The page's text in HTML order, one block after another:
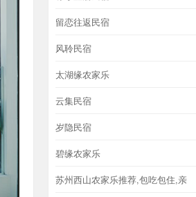
留恋往返民宿
风聆民宿
太湖缘农家乐
云集民宿
岁隐民宿
碧缘农家乐
苏州西山农家乐推荐,包吃包住,亲